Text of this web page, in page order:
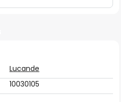
Lucande
10030105